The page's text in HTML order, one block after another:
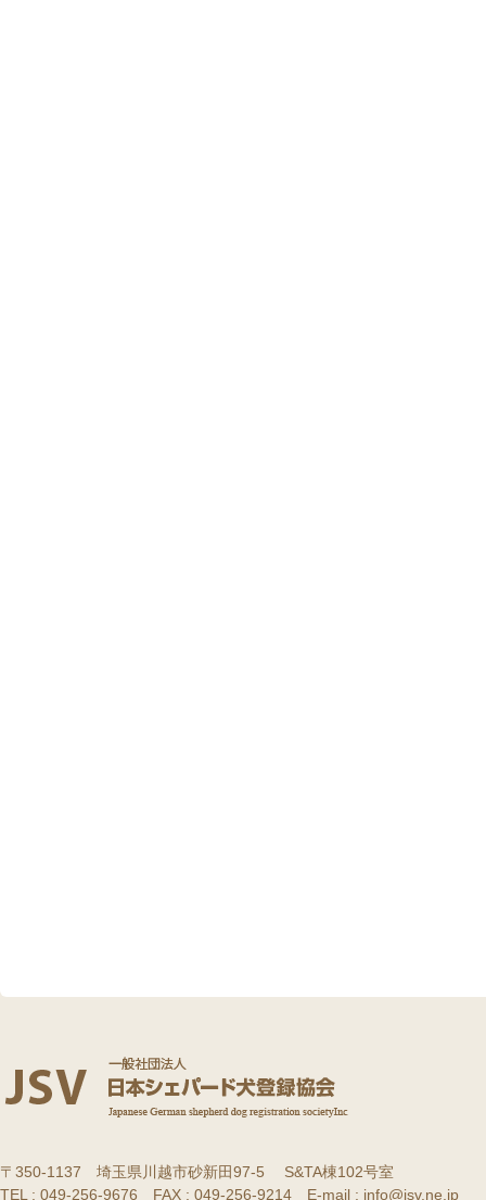
〒350-1137 埼玉県川越市砂新田97-5 S&TA棟102号室
TEL : 049-256-9676 FAX : 049-256-9214 E-mail : info@jsv.ne.jp